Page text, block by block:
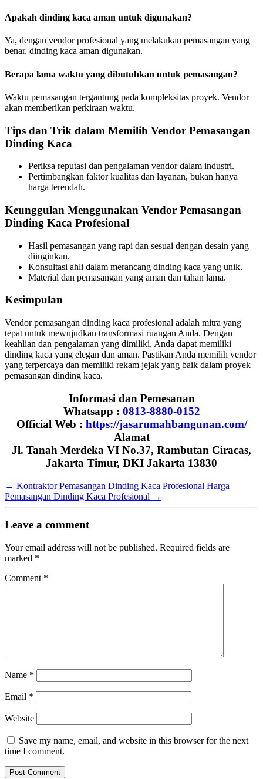
Apakah dinding kaca aman untuk digunakan?
Ya, dengan vendor profesional yang melakukan pemasangan yang
benar, dinding kaca aman digunakan.
Berapa lama waktu yang dibutuhkan untuk pemasangan?
Waktu pemasangan tergantung pada kompleksitas proyek. Vendor
akan memberikan perkiraan waktu.
Tips dan Trik dalam Memilih Vendor Pemasangan
Dinding Kaca
Periksa reputasi dan pengalaman vendor dalam industri.
Pertimbangkan faktor kualitas dan layanan, bukan hanya
harga terendah.
Keunggulan Menggunakan Vendor Pemasangan
Dinding Kaca Profesional
Hasil pemasangan yang rapi dan sesuai dengan desain yang
diinginkan.
Konsultasi ahli dalam merancang dinding kaca yang unik.
Material dan pemasangan yang aman dan tahan lama.
Kesimpulan
Vendor pemasangan dinding kaca profesional adalah mitra yang
tepat untuk mewujudkan transformasi ruangan Anda. Dengan
keahlian dan pengalaman yang dimiliki, Anda dapat memiliki
dinding kaca yang elegan dan aman. Pastikan Anda memilih vendor
yang terpercaya dan memiliki rekam jejak yang baik dalam proyek
pemasangan dinding kaca.
Informasi dan Pemesanan
Whatsapp : 0813-8880-0152
Official Web : https://jasarumahbangunan.com/
Alamat
Jl. Tanah Merdeka VI No.37, Rambutan Ciracas,
Jakarta Timur, DKI Jakarta 13830
← Kontraktor Pemasangan Dinding Kaca Profesional Harga
Pemasangan Dinding Kaca Profesional →
Leave a comment
Your email address will not be published. Required fields are
marked *
Comment *
Name *
Email *
Website
Save my name, email, and website in this browser for the next
time I comment.